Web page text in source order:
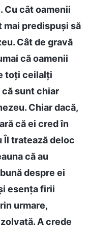
Cu cât oamenii
mai predispuși să
Cât de gravă
că oamenii
toți ceilalți
sunt chiar
Chiar dacă,
că ei cred în
Îl tratează deloc
că au
despre ei
esența firii
urmare,
A crede